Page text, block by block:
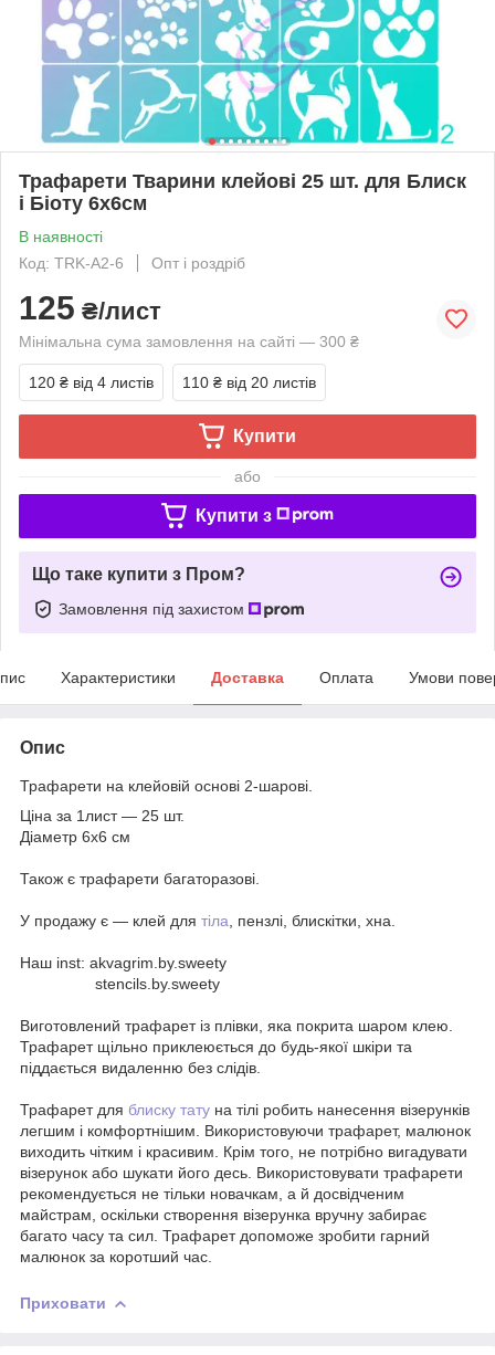
Трафарети Тварини клейові 25 шт. для Блиск
і Біоту 6х6см
В наявності
Код: TRK-A2-6
Опт і роздріб
125 ₴/лист
Мінімальна сума замовлення на сайті — 300 ₴
120 ₴ від 4 листів 110 ₴ від 20 листів
Купити
або
Купити з
Що таке купити з Пром?
Замовлення під захистом
Характеристики Доставка Оплата Умови
Опис
Трафарети на клейовій основі 2-шарові.
Ціна за 1лист — 25 шт.
Діаметр 6х6 см
Також є трафарети багаторазові.
У продажу є — клей для тіла , пензлі, блискітки, хна.
Наш inst: akvagrim.by.sweety
stencils.by.sweety
Виготовлений трафарет із плівки, яка покрита шаром клею.
Трафарет щільно приклеюється до будь-якої шкіри та
піддається видаленню без слідів.
Трафарет для блиску тату на тілі робить нанесення візерунків
легшим і комфортнішим. Використовуючи трафарет, малюнок
виходить чітким і красивим. Крім того, не потрібно вигадувати
візерунок або шукати його десь. Використовувати трафарети
рекомендується не тільки новачкам, а й досвідченим
майстрам, оскільки створення візерунка вручну забирає
багато часу та сил. Трафарет допоможе зробити гарний
малюнок за коротший час.
Приховати